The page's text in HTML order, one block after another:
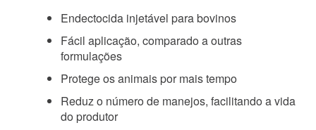
Endectocida injetável para bovinos
Fácil aplicação, comparado a outras
formulações
Protege os animais por mais tempo
Reduz o número de manejos, facilitando a vida
do produtor